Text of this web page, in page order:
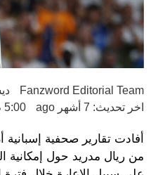
Fanzword Editorial Team
اخر تحديث: 7 أشهر ago
5:00 م
أفادت تقارير صحفية
من ريال مدريد حول إمكانية